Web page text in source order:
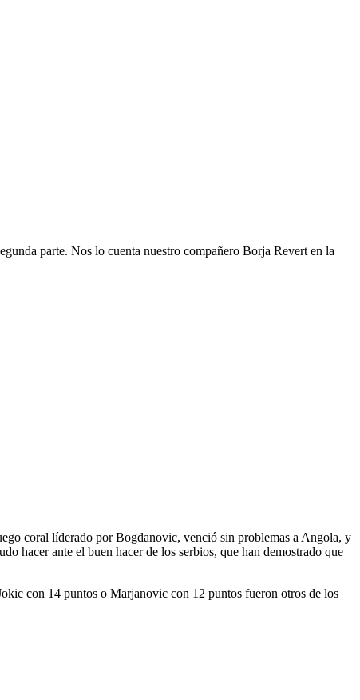
parte. Nos lo cuenta nuestro compañero Borja Revert en la
coral líderado por Bogdanovic, venció sin problemas a Angola, y
hacer ante el buen hacer de los serbios, que han demostrado que
con 14 puntos o Marjanovic con 12 puntos fueron otros de los